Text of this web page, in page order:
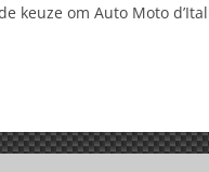
keuze om Auto Moto